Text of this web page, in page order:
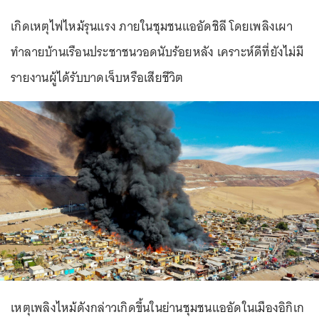
เกิดเหตุไฟไหม้รุนแรง ภายในชุมชนแออัดชิลี โดยเพลิงเผา
ทำลายบ้านเรือนประชาชนวอดนับร้อยหลัง เคราะห์ดีที่ยังไม่มี
รายงานผู้ได้รับบาดเจ็บหรือเสียชีวิต
เหตุเพลิงไหม้ดังกล่าวเกิดขึ้นในย่านชุมชนแออัดในเมืองอิกิเก